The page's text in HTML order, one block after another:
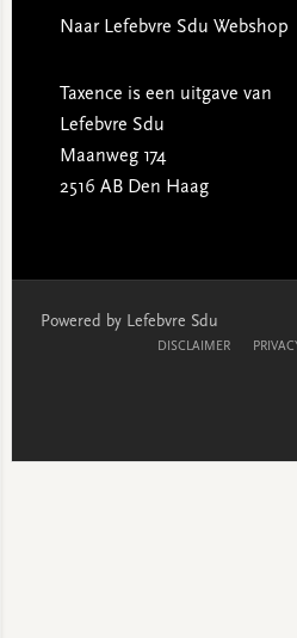
Naar Lefebvre Sdu Webshop
Taxence is een uitgave van
Lefebvre Sdu
Maanweg 174
2516 AB Den Haag
Powered by Lefebvre Sdu
DISCLAIMER